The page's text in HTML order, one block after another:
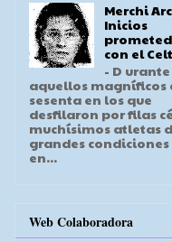
Merchi
Inicios
con el
- D urante
aquellos magníficos
sesenta en los que
desfilaron por filas
muchísimos atletas
grandes condiciones
en...
Web Colaboradora